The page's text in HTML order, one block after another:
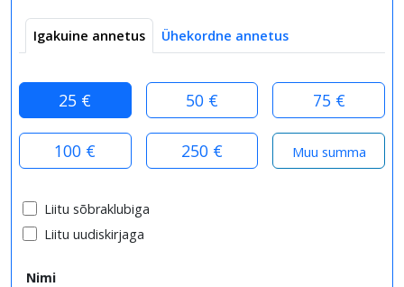
Igakuine annetus Ühekordne annetus
25 € 50 € 75 €
100 € 250 €
Liitu sõbraklubiga
Liitu uudiskirjaga
Nimi